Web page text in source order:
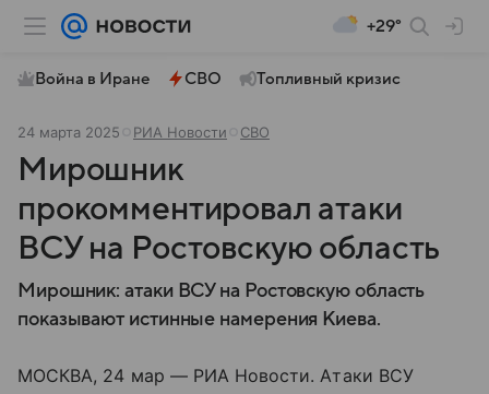
+29°
Война в Иране СВО Топливный кризис
24 марта 2025 РИА Новости СВО
Мирошник
прокомментировал атаки
ВСУ на Ростовскую область
Мирошник: атаки ВСУ на Ростовскую область
показывают истинные намерения Киева.
МОСКВА, 24 мар — РИА Новости. Атаки ВСУ